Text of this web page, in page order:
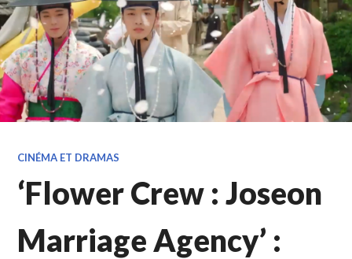
CINÉMA ET DRAMAS
‘Flower Crew : Joseon
Marriage Agency’ :